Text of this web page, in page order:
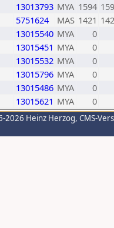
13013793 MYA 1594
5751624 MAS 1421
13015540 MYA
0
13015451 MYA
0
13015532 MYA
0
13015796 MYA
0
13015486 MYA
0
13015621 MYA 0
2026 Heinz Herzog, CMS-